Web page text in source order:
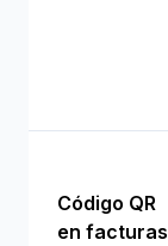
Código QR
en facturas